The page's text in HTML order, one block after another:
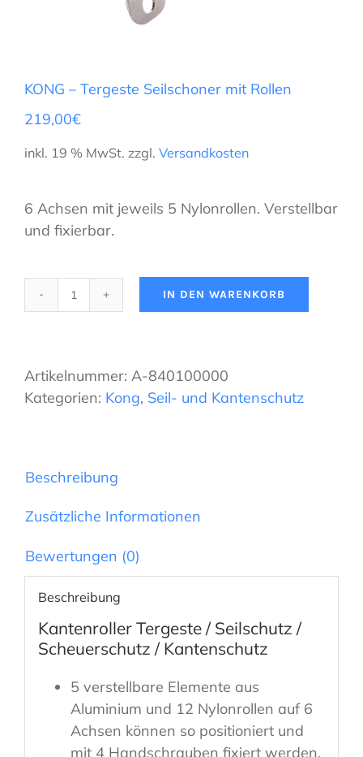
KONG – Tergeste Seilschoner mit Rollen
219,00€
inkl. 19 % MwSt. zzgl. Versandkosten
6 Achsen mit jeweils 5 Nylonrollen. Verstellbar
und fixierbar.
KONG
Seilschoner
mit
IN DEN WARENKORB
Artikelnummer: A-840100000
Kategorien: Kong, Seil- und Kantenschutz
Beschreibung
Zusätzliche Informationen
Bewertungen (0)
Beschreibung
Kantenroller Tergeste / Seilschutz /
Scheuerschutz / Kantenschutz
5 verstellbare Elemente aus
Aluminium und 12 Nylonrollen auf 6
Achsen können so positioniert und
mit 4 Handschrauben fixiert werden,